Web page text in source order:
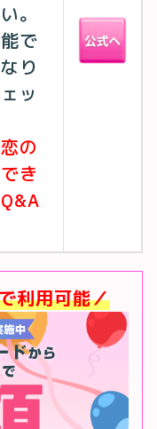
。
で
り
ッ
の
き
利用可能／